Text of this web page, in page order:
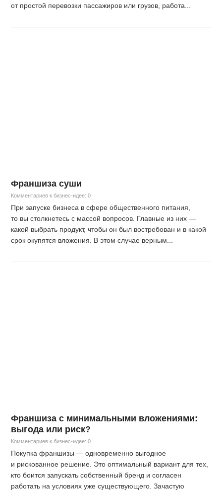
от простой перевозки пассажиров или грузов, работа...
Франшиза суши
Комментариев к бизнес-идее: 0
При запуске бизнеса в сфере общественного питания,
то вы столкнетесь с массой вопросов. Главные из них —
какой выбрать продукт, чтобы он был востребован и в какой
срок окупятся вложения. В этом случае верным...
Франшиза с минимальными вложениями:
выгода или риск?
Комментариев к бизнес-идее: 0
Покупка франшизы — одновременно выгодное
и рискованное решение. Это оптимальный вариант для тех,
кто боится запускать собственный бренд и согласен
работать на условиях уже существующего. Зачастую